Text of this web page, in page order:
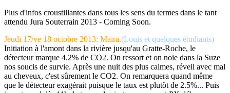
Plus d'infos croustillantes dans tous les sens du termes dans le tant
attendu Jura Souterrain 2013 - Coming Soon.
Jeudi 17/ve 18 octobre 2013: Maira.(Louis et quelques étudiants)
Initiation à l'amont dans la rivière jusqu'au Gratte-Roche, le
détecteur marque 4.2% de CO2. On ressort et on noie dans la Suze
nos soucis de survie. Après une nuit des plus calmes, réveil avec mal
au cheveux, c'est sûrement le CO2. On remarquera quand même
que le détecteur exagérait puisque le taux est plutôt de 2.5%... Puis